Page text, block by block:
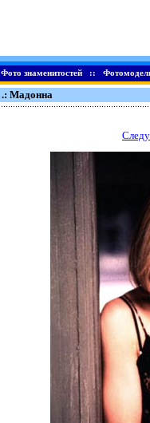
Фото знаменитостей::
.: Мадонна